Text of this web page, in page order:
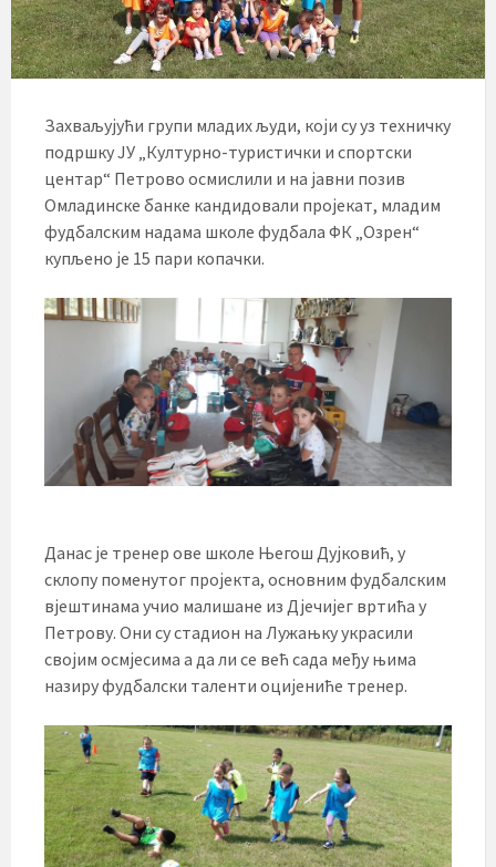
Захваљујући групи младих људи, који су уз техничку
подршку ЈУ „Културно-туристички и спортски
центар“ Петрово осмислили и на јавни позив
Омладинске банке кандидовали пројекат, младим
фудбалским надама школе фудбала ФК „Озрен“
купљено је 15 пари копачки.
Данас је тренер ове школе Његош Дујковић, у
склопу поменутог пројекта, основним фудбалским
вјештинама учио малишане из Дјечијег вртића у
Петрову. Они су стадион на Лужањку украсили
својим осмјесима а да ли се већ сада међу њима
назиру фудбалски таленти оцијениће тренер.